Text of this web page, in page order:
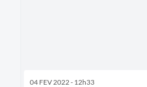
04 FEV 2022 - 12h33